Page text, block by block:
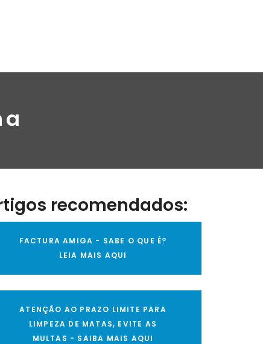
recomendados:
FACTURA AMIGA - SABE O QUE É?
LEIA MAIS AQUI
ATENÇÃO AO PRAZO LIMITE PARA
LIMPEZA DE MATAS, EVITE AS
MULTAS - SAIBA MAIS AQUI